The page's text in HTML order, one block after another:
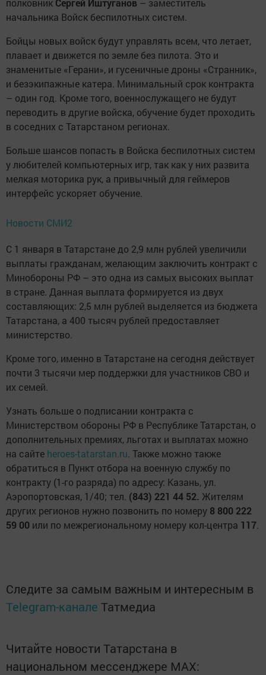
полковник Сергей Иштуганов – заместитель
начальника Войск беспилотных систем.
Бойцы новых войск будут управлять всем, что летает,
плавает и движется по земле без пилота. Это и
знаменитые «Герани», и гусеничные дроны «Странник»,
и безэкипажные катера. Минимальный срок контракта
– один год. Кроме того, военнослужащего не будут
переводить в другие войска, обучение будет проходить
в соседних с Татарстаном регионах.
Больше шансов попасть в Войска беспилотных систем
у любителей компьютерных игр, так как у них развита
мелкая моторика рук, а привычный для геймеров
интерфейс ускоряет обучение.
Новости СМИ2
С 1 января в Татарстане до 2,9 млн рублей увеличили
выплаты гражданам, желающим заключить контракт с
Минобороны РФ – это одна из самых высоких выплат
в стране. Данная выплата формируется из двух
составляющих: 2,5 млн рублей выделяется из бюджета
Татарстана, а 400 тысяч рублей предоставляет
министерство.
Кроме того, именно в Татарстане на сегодня действует
почти 3 тысячи мер поддержки для участников СВО и
их семей.
Узнать больше о подписании контракта с
Министерством обороны РФ в Республике Татарстан, о
дополнительных премиях, льготах и выплатах можно
на сайте heroes-tatarstan.ru. Также можно также
обратиться в Пункт отбора на военную службу по
контракту (1-го разряда) по адресу: Казань, ул.
Аэропортовская, 1/40; тел. (843) 221 44 52. Жителям
других регионов нужно позвонить по номеру 8 800 222
59 00 или по межрегиональному номеру кол-центра 117.
Следите за самым важным и интересным в
Telegram-канале Татмедиа
Читайте новости Татарстана в
национальном мессенджере MАХ: